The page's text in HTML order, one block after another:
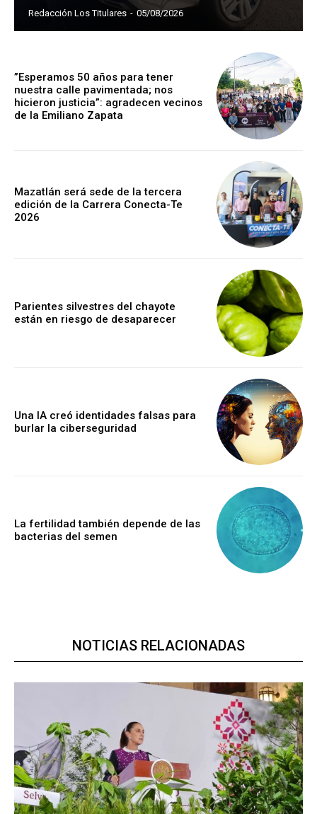
Redacción Los Titulares - 05/08/2026
”Esperamos 50 años para tener
nuestra calle pavimentada; nos
hicieron justicia”: agradecen vecinos
de la Emiliano Zapata
Mazatlán será sede de la tercera
edición de la Carrera Conecta-Te
2026
Parientes silvestres del chayote
están en riesgo de desaparecer
Una IA creó identidades falsas para
burlar la ciberseguridad
La fertilidad también depende de las
bacterias del semen
NOTICIAS RELACIONADAS